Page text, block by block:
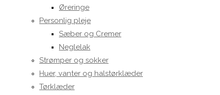
Øreringe
Personlig pleje
Sæber og Cremer
Neglelak
Strømper og sokker
Huer, vanter og halstørklæder
Tørklæder